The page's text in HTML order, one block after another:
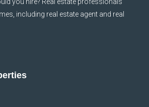
including real estate agent and real